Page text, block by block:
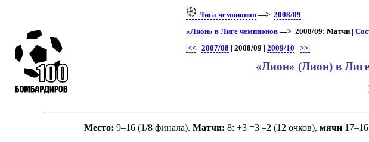
Лига чемпионов —>2008/09
«Лион» в Лиге чемпионов —> 2008/09: Матчи |
|<< |2007/08 | 2008/09 |2009/10 |>>|
«Лион» (Лион) в
Место: 9–16 (1/8 финала). Матчи: 8: +3 =3 –2 (12 очков), мячи